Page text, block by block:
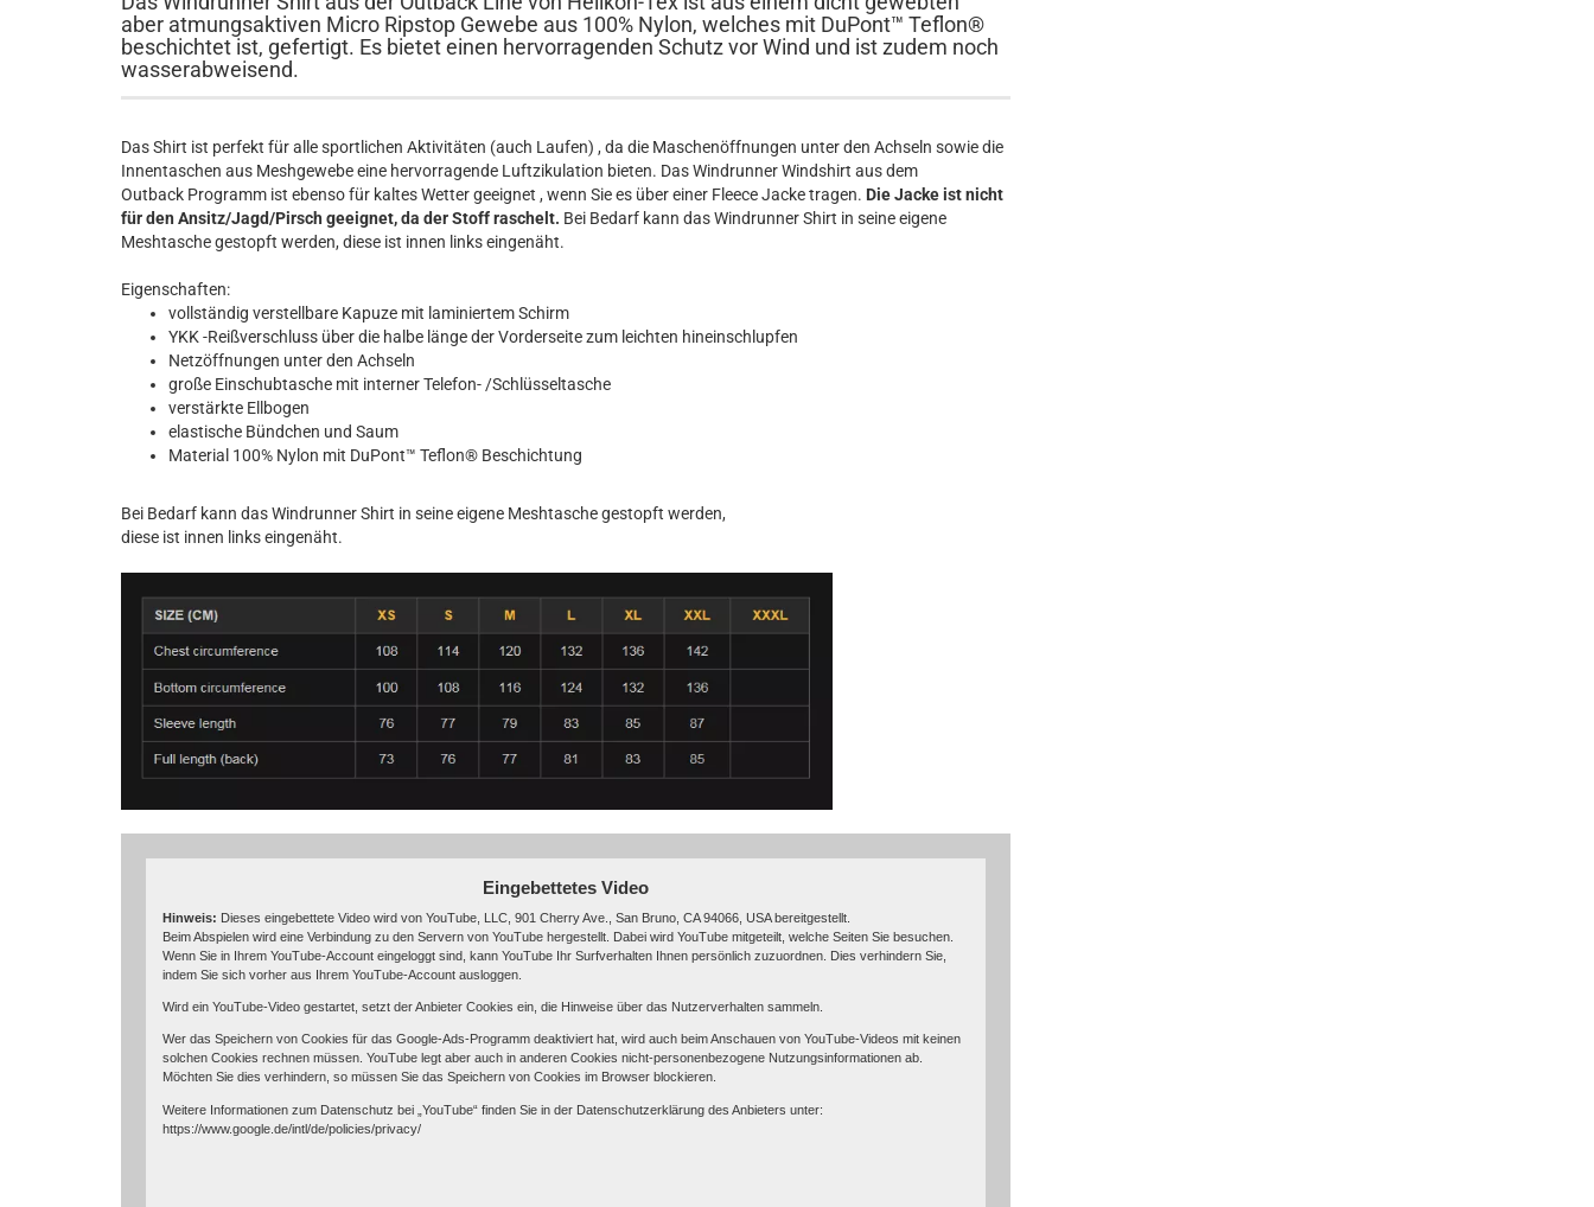
aber atmungsaktiven Micro Ripstop Gewebe aus 100% Nylon, welches mit DuPont™ Teflon®
beschichtet ist, gefertigt. Es bietet einen hervorragenden Schutz vor Wind und ist zudem noch
wasserabweisend.
Das Shirt ist perfekt für alle sportlichen Aktivitäten (auch Laufen) , da die Maschenöffnungen unter den Achseln sowie die
Innentaschen aus Meshgewebe eine hervorragende Luftzikulation bieten. Das Windrunner Windshirt aus dem
Outback Programm ist ebenso für kaltes Wetter geeignet , wenn Sie es über einer Fleece Jacke tragen. Die Jacke ist nicht
für den Ansitz/Jagd/Pirsch geeignet, da der Stoff raschelt. Bei Bedarf kann das Windrunner Shirt in seine eigene
Meshtasche gestopft werden, diese ist innen links eingenäht.
Eigenschaften:
vollständig verstellbare Kapuze mit laminiertem Schirm
YKK -Reißverschluss über die halbe länge der Vorderseite zum leichten hineinschlupfen
Netzöffnungen unter den Achseln
große Einschubtasche mit interner Telefon- /Schlüsseltasche
verstärkte Ellbogen
elastische Bündchen und Saum
Material 100% Nylon mit DuPont™ Teflon® Beschichtung
Bei Bedarf kann das Windrunner Shirt in seine eigene Meshtasche gestopft werden,
diese ist innen links eingenäht.
Eingebettetes Video
Hinweis: Dieses eingebettete Video wird von YouTube, LLC, 901 Cherry Ave., San Bruno, CA 94066, USA bereitgestellt.
Beim Abspielen wird eine Verbindung zu den Servern von YouTube hergestellt. Dabei wird YouTube mitgeteilt, welche Seiten Sie besuchen.
Wenn Sie in Ihrem YouTube-Account eingeloggt sind, kann YouTube Ihr Surfverhalten Ihnen persönlich zuzuordnen. Dies verhindern Sie,
indem Sie sich vorher aus Ihrem YouTube-Account ausloggen.
Wird ein YouTube-Video gestartet, setzt der Anbieter Cookies ein, die Hinweise über das Nutzerverhalten sammeln.
Wer das Speichern von Cookies für das Google-Ads-Programm deaktiviert hat, wird auch beim Anschauen von YouTube-Videos mit keinen
solchen Cookies rechnen müssen. YouTube legt aber auch in anderen Cookies nicht-personenbezogene Nutzungsinformationen ab.
Möchten Sie dies verhindern, so müssen Sie das Speichern von Cookies im Browser blockieren.
Weitere Informationen zum Datenschutz bei „YouTube“ finden Sie in der Datenschutzerklärung des Anbieters unter:
https://www.google.de/intl/de/policies/privacy/